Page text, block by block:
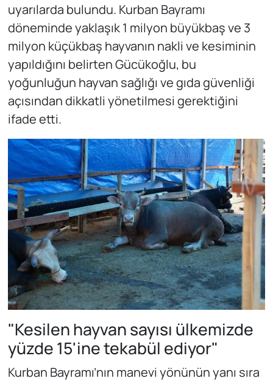
uyarılarda bulundu. Kurban Bayramı
döneminde yaklaşık 1 milyon büyükbaş ve 3
milyon küçükbaş hayvanın nakli ve kesiminin
yapıldığını belirten Gücükoğlu, bu
yoğunluğun hayvan sağlığı ve gıda güvenliği
açısından dikkatli yönetilmesi gerektiğini
ifade etti.
"Kesilen hayvan sayısı ülkemizde
yüzde 15'ine tekabül ediyor"
Kurban Bayramı’nın manevi yönünün yanı sıra